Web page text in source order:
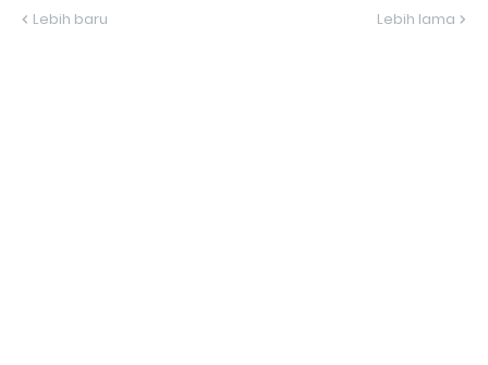
Lebih baru Lebih lama